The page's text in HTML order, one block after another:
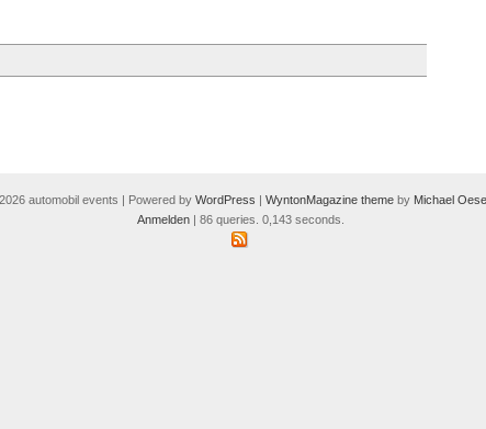
automobil events | Powered by WordPress | WyntonMagazine theme by Michael
Anmelden| 86 queries. 0,143 seconds.